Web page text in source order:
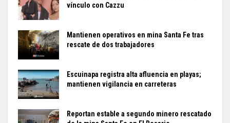
vínculo con Cazzu
Mantienen operativos en mina Santa Fe tras
rescate de dos trabajadores
Escuinapa registra alta afluencia en playas;
mantienen vigilancia en carreteras
Reportan estable a segundo minero rescatado